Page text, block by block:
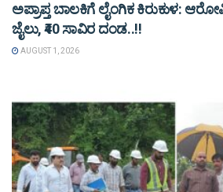
ಅಪ್ರಾಪ್ತ ಬಾಲಕಿಗೆ ಲೈಂಗಿಕ ಕಿರುಕುಳ:
ಜೈಲು, ₹40 ಸಾವಿರ ದಂಡ..!!
AUGUST 1, 2026